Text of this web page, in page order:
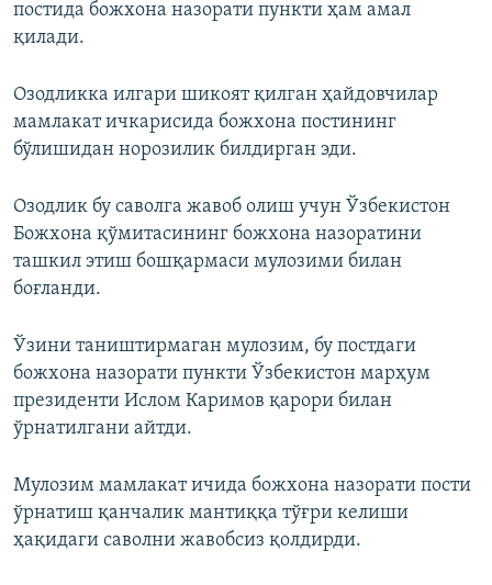
постида божхона назорати пункти ҳам амал
қилади.
Озодликка илгари шикоят қилган ҳайдовчилар
мамлакат ичкарисида божхона постининг
бўлишидан норозилик билдирган эди.
Озодлик бу саволга жавоб олиш учун Ўзбекистон
Божхона қўмитасининг божхона назоратини
ташкил этиш бошқармаси мулозими билан
боғланди.
Ўзини таништирмаган мулозим, бу постдаги
божхона назорати пункти Ўзбекистон марҳум
президенти Ислом Каримов қарори билан
ўрнатилгани айтди.
Мулозим мамлакат ичида божхона назорати пости
ўрнатиш қанчалик мантиққа тўғри келиши
ҳақидаги саволни жавобсиз қолдирди.